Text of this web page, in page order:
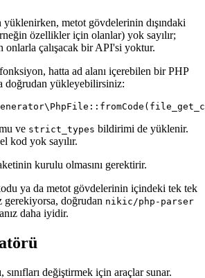
yüklenirken, metot gövdelerinin dışındaki
özellikler için olanlar) yok sayılır;
onlarla çalışacak bir API'si yoktur.
hatta ad alanı içerebilen bir PHP
doğrudan yükleyebilirsiniz:
ve strict_types bildirimi de yüklenir.
kod yok sayılır.
kurulu olmasını gerektirir.
ya da metot gövdelerinin içindeki tek tek
doğrudan nikic/php-parser
daha iyidir.
sınıfları değiştirmek için araçlar sunar.